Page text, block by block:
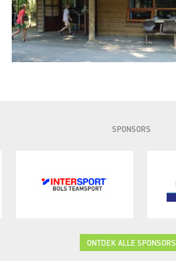
SPONSORS
ONTDEK ALLE SPONSORS